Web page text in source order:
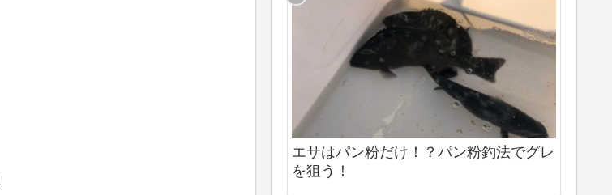
エサはパン粉だけ！？パン粉釣法でグレ
を狙う！